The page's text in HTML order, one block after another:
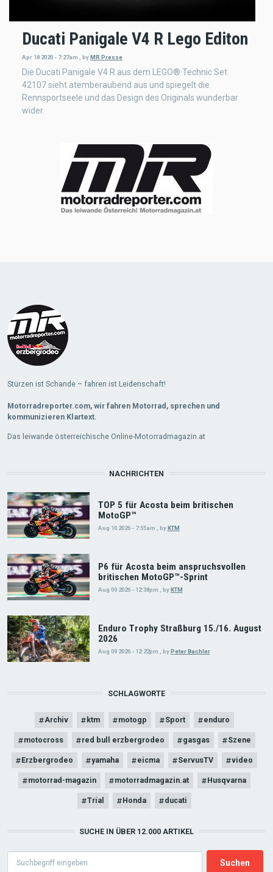
Ducati Panigale V4 R Lego Editon
Apr 18 2020 - 7:27am byMR Presse
Die Ducati Panigale V4 R aus dem LEGO® Technic Set
42107 sieht atemberaubend aus und spiegelt die
Rennsportseele und das Design des Originals wunderbar
wider.
Stürzen ist Schande – fahren ist Leidenschaft!
Motorradreporter.com, wir fahren Motorrad, sprechen und
kommunizieren Klartext.
Das leiwande österreichische Online-Motorradmagazin.at
NACHRICHTEN
TOP 5 für Acosta beim britischen
MotoGP™
Aug 10 2026 - 7:55am , by KTM
P6 für Acosta beim anspruchsvollen
britischen MotoGP™-Sprint
Aug 09 2026 - 12:38pm , byKTM
Enduro Trophy Straßburg 15./16. August
2026
Aug 09 2026 - 12:22pm byPeter Bachler
SCHLAGWORTE
Archiv ktm motogp Sport enduro
motocross red bull erzbergrodeo gasgas Szene
Erzbergrodeo yamaha eicma ServusTV video
motorrad-magazin motorradmagazin.at Husqvarna
Trial Honda ducati
SUCHE IN ÜBER 12.000 ARTIKEL